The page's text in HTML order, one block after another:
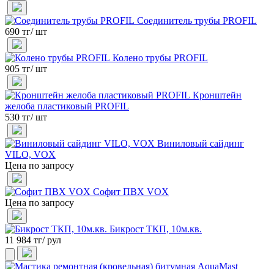
Соединитель трубы PROFIL
690 тг/ шт
Колено трубы PROFIL
905 тг/ шт
Кронштейн
желоба пластиковый PROFIL
530 тг/ шт
Виниловый сайдинг
VILO, VOX
Цена по запросу
Софит ПВХ VOX
Цена по запросу
Бикрост ТКП, 10м.кв.
11 984 тг/ рул